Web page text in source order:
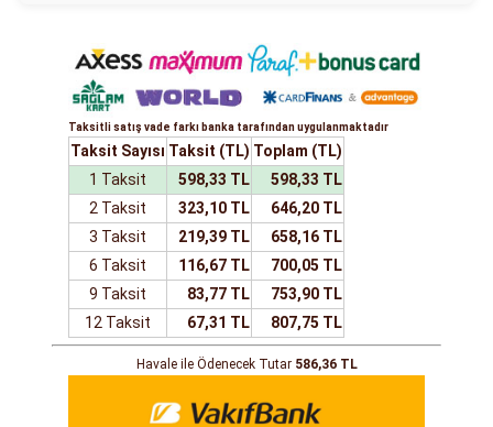
Taksitli satış vade farkı banka tarafından uygulanmaktadır
Taksit Sayısı Taksit (TL) Toplam (TL)
1 Taksit
598,33 TL
598,33 TL
2 Taksit
323,10 TL
646,20 TL
3 Taksit
219,39 TL
658,16 TL
6 Taksit
116,67 TL
700,05 TL
9 Taksit
83,77 TL
753,90 TL
12 Taksit
67,31 TL 807,75 TL
Havale ile Ödenecek Tutar 586,36 TL